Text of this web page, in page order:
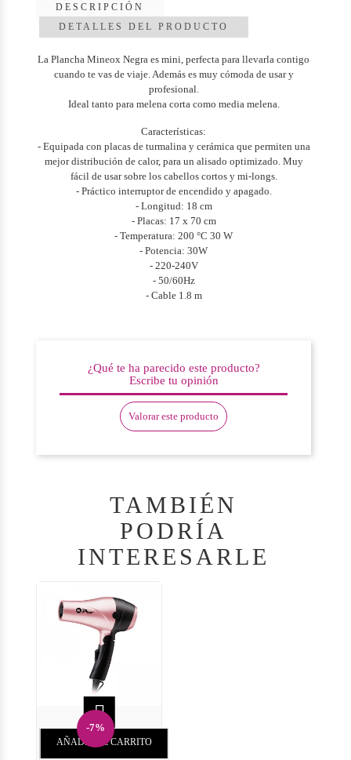
DESCRIPCIÓN
DETALLES DEL PRODUCTO
La Plancha Mineox Negra es mini, perfecta para llevarla contigo
cuando te vas de viaje. Además es muy cómoda de usar y
profesional.
Ideal tanto para melena corta como media melena.
Características:
- Equipada con placas de turmalina y cerámica que permiten una
mejor distribución de calor, para un alisado optimizado. Muy
fácil de usar sobre los cabellos cortos y mi-longs.
- Práctico interruptor de encendido y apagado.
- Longitud: 18 cm
- Placas: 17 x 70 cm
- Temperatura: 200 °C 30 W
- Potencia: 30W
- 220-240V
- 50/60Hz
- Cable 1.8 m
¿Qué te ha parecido este producto?
Escribe tu opinión
Valorar este producto
TAMBIÉN
PODRÍA
INTERESARLE
-7%

AÑADIR AL CARRITO